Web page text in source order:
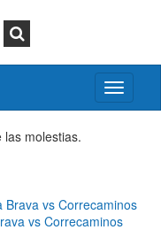
Activar/
menú
las molestias.
vs Correcaminos